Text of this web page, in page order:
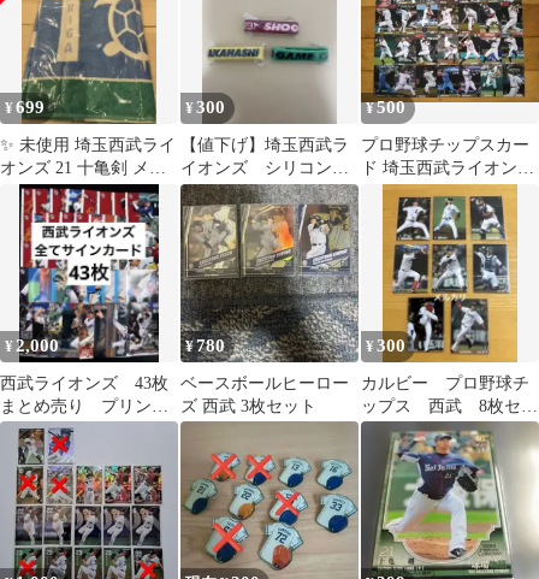
¥699
✨ 未使用 埼玉西武ライ
オンズ 21 十亀剣 メモ
リアルフェイス タオル
¥300
【値下げ】埼玉西武ラ
イオンズ シリコンバ
ンド3点セット
¥500
プロ野球チップスカー
ド 埼玉西武ライオンズ
2013年 2014年
¥ 2,000
西武ライオンズ 43枚
まとめ売り プリン
ト 銀箔サイン BBM
epoch
¥780
ベースボールヒーロー
ズ 西武 3枚セット
¥300
カルビー プロ野球チ
ップス 西武 8枚セッ
ト